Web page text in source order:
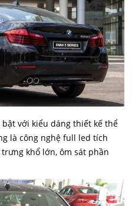
bật với kiểu dáng thiết kế thể
là công nghệ full led tích
khổ lớn, ôm sát phần